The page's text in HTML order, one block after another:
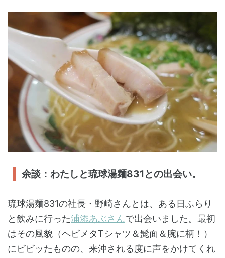
余談：わたしと琉球湯麺831との出会い。
琉球湯麺831の社長・野崎さんとは、ある日ふらり
と飲みに行った浦添あぶさんで出会いました。最初
はその風貌（ヘビメタTシャツ＆髭面＆腕に柄！）
にビビッたものの、来沖される度に声をかけてくれ